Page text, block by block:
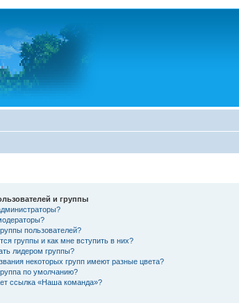
и группы
пользователей?
группы и как мне вступить в них?
лидером группы?
некоторых групп имеют разные цвета?
по умолчанию?
ссылка «Наша команда»?